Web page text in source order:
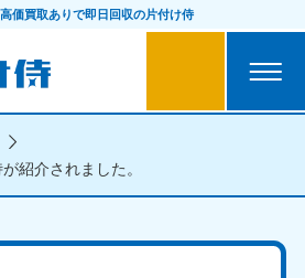
高価買取ありで即日回収の片付け侍
紹介されました。